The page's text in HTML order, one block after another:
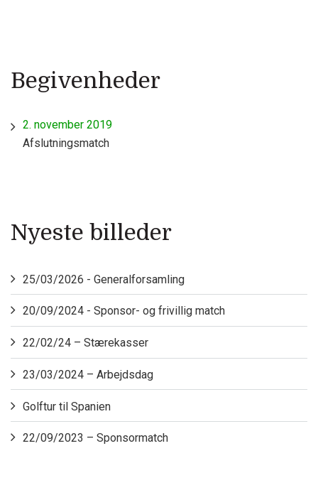
Begivenheder
2. november 2019
Afslutningsmatch
Nyeste billeder
25/03/2026 - Generalforsamling
20/09/2024 - Sponsor- og frivillig match
22/02/24 – Stærekasser
23/03/2024 – Arbejdsdag
Golftur til Spanien
22/09/2023 – Sponsormatch